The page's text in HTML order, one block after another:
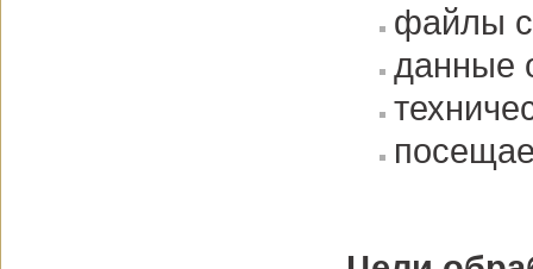
файлы
данные